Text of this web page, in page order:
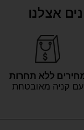
אצלנו
ללא תחרות
עם קניה מאובטחת